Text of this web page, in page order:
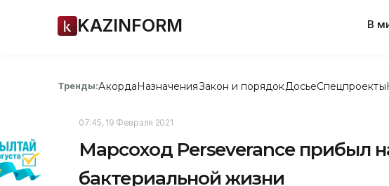
KAZINFORM В
Тренды:АкордаНазначенияЗакон и порядок ДосьеСпецпроекты
07:45, 19 Февраля 2021
Марсоход Perseverance прибыл
бактериальной жизни